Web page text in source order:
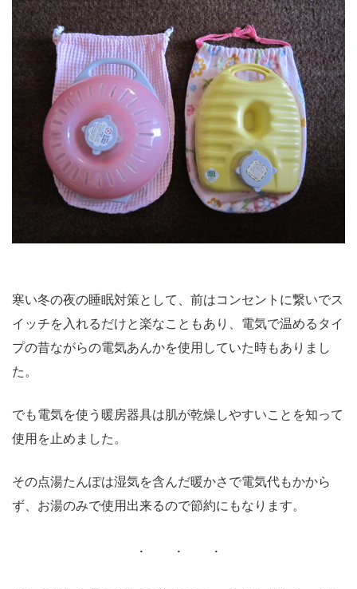
寒い冬の夜の睡眠対策として、前はコンセントに繋いでス
イッチを入れるだけと楽なこともあり、電気で温めるタイ
プの昔ながらの電気あんかを使用していた時もありまし
た。
でも電気を使う暖房器具は肌が乾燥しやすいことを知って
使用を止めました。
その点湯たんぽは湿気を含んだ暖かさで電気代もかから
ず、お湯のみで使用出来るので節約にもなります。